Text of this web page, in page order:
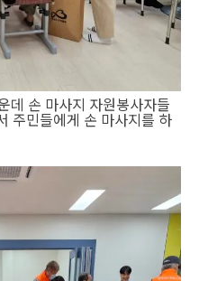
데 손 마사지 자원봉사자들
주민들에게 손 마사지를 하